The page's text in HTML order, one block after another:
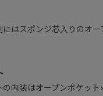
にはスポンジ芯入りのオ
内装はオープンポケット